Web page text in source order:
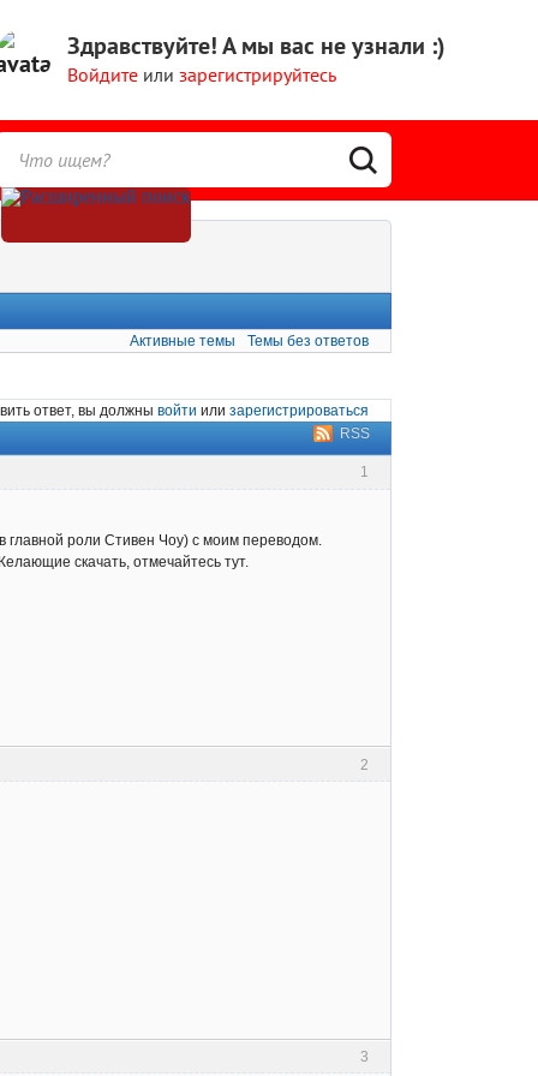
Здравствуйте!А мы вас не узнали :)
Войдите или зарегистрируйтесь
Активные темы Темы без ответов
ответ, вы должны войти или зарегистрироваться
RSS
1
главной роли Стивен Чоу) с моим переводом.
скачать, отмечайтесь тут.
2
3